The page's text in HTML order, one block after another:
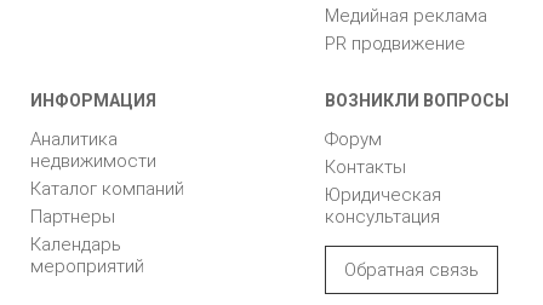
Медийная реклама
PR продвижение
ИНФОРМАЦИЯ
Аналитика
недвижимости
Каталог компаний
Партнеры
Календарь
мероприятий
ВОЗНИКЛИ ВОПРОСЫ
Форум
Контакты
Юридическая
консультация
Обратная связь